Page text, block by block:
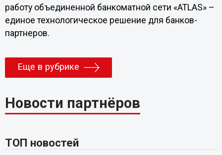
работу объединенной банкоматной сети «ATLAS» –
единое технологическое решение для банков-
партнеров.
Еще в рубрике
Новости партнёров
ТОП новостей